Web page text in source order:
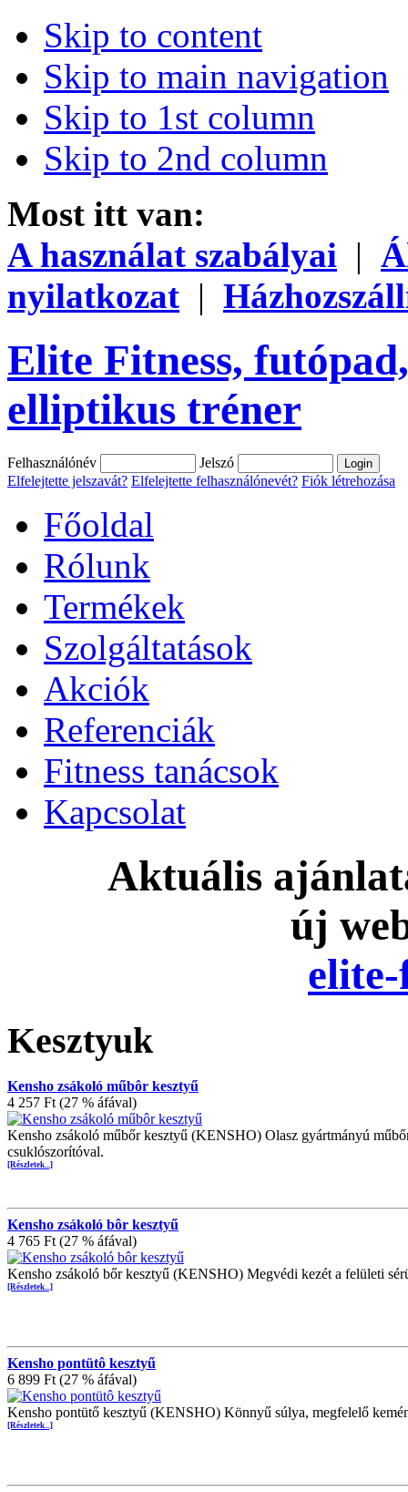
Skip to content
Skip to main navigation
Skip to 1st column
Skip to 2nd column
Most itt van:
A használat szabályai |
nyilatkozat |
Elite Fitness,
elliptikus tréner
Felhasználónév
Jelszó
Elfelejtette jelszavát? Elfelejtette felhasználónevét? Fiók létrehozása
Főoldal
Rólunk
Termékek
Szolgáltatások
Akciók
Referenciák
Fitness tanácsok
Kapcsolat
Aktuális
új
Kesztyuk
Kensho zsákoló műbôr kesztyű
4 257 Ft (27 % áfával)
Kensho zsákoló műbőr kesztyű (KENSHO) Olasz gyártmányú
csuklószorítóval.
[Részletek...]
Kensho zsákoló bôr kesztyű
4 765 Ft (27 % áfával)
Kensho zsákoló bőr kesztyű (KENSHO) Megvédi kezét a felületi
[Részletek...]
Kensho pontütô kesztyű
6 899 Ft (27 % áfával)
Kensho pontütő kesztyű (KENSHO) Könnyű súlya, megfelelő
[Részletek...]